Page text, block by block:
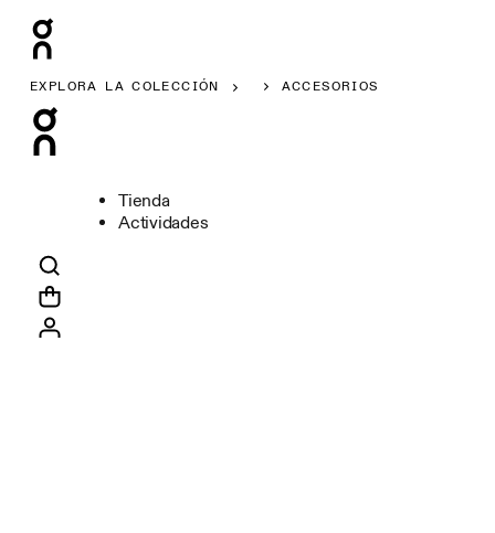
EXPLORA LA COLECCIÓN ACCESORIOS
Tienda
Actividades